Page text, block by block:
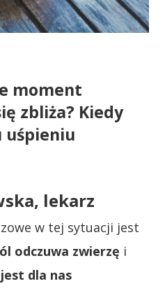
moment
zbliża? Kiedy
uśpieniu
lekarz
w tej sytuacji jest
odczuwa zwierzę i
dla nas